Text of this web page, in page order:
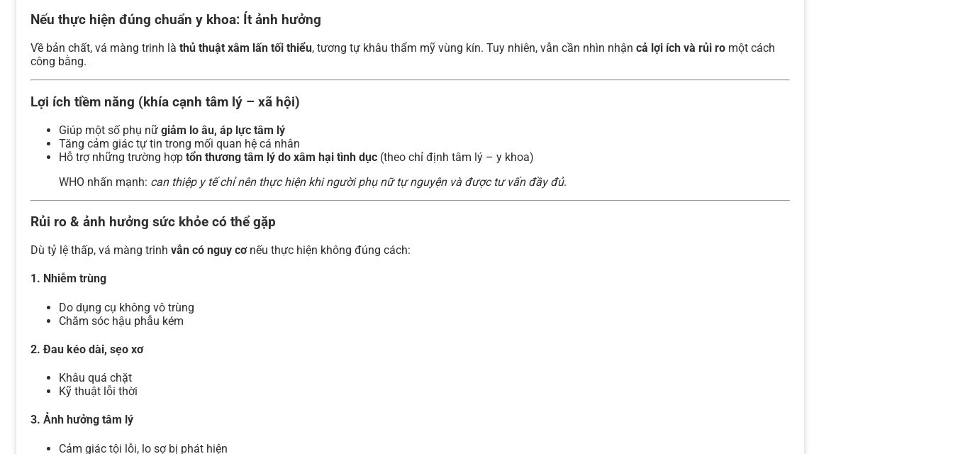
Nếu thực hiện đúng chuẩn y khoa: Ít ảnh hưởng
Về bản chất, vá màng trinh là thủ thuật xâm lấn tối thiểu, tương tự khâu thẩm mỹ vùng kín. Tuy nhiên, vẫn cần nhìn nhận cả lợi ích và rủi ro một cách
công bằng.
Lợi ích tiềm năng (khía cạnh tâm lý – xã hội)
Giúp một số phụ nữ giảm lo âu, áp lực tâm lý
Tăng cảm giác tự tin trong mối quan hệ cá nhân
Hỗ trợ những trường hợp tổn thương tâm lý do xâm hại tình dục (theo chỉ định tâm lý – y khoa)
WHO nhấn mạnh: can thiệp y tế chỉ nên thực hiện khi người phụ nữ tự nguyện và được tư vấn đầy đủ.
Rủi ro & ảnh hưởng sức khỏe có thể gặp
Dù tỷ lệ thấp, vá màng trinh vẫn có nguy cơnếu thực hiện không đúng cách:
1. Nhiễm trùng
Do dụng cụ không vô trùng
Chăm sóc hậu phẫu kém
2. Đau kéo dài, sẹo xơ
Khâu quá chặt
Kỹ thuật lỗi thời
3. Ảnh hưởng tâm lý
Cảm giác tội lỗi, lo sợ bị phát hiện